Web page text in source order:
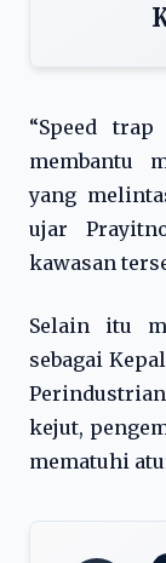
“Speed
membantu
yang
ujar
kawasan
Selain itu
sebagai
kejut,
mematuhi